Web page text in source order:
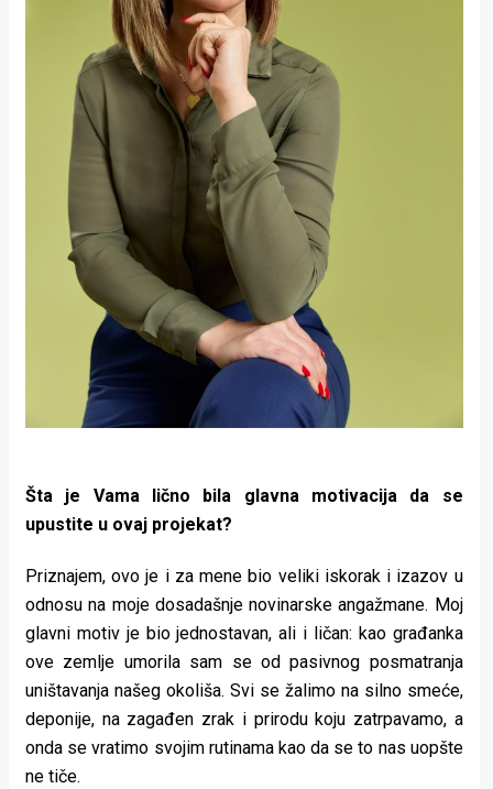
Šta je Vama lično bila glavna motivacija da se
upustite u ovaj projekat?
Priznajem, ovo je i za mene bio veliki iskorak i izazov u
odnosu na moje dosadašnje novinarske angažmane. Moj
glavni motiv je bio jednostavan, ali i ličan: kao građanka
ove zemlje umorila sam se od pasivnog posmatranja
uništavanja našeg okoliša. Svi se žalimo na silno smeće,
deponije, na zagađen zrak i prirodu koju zatrpavamo, a
onda se vratimo svojim rutinama kao da se to nas uopšte
ne tiče.